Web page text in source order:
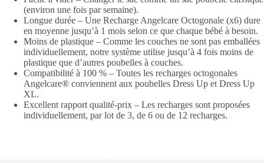
(environ une fois par semaine).
Longue durée – Une Recharge Angelcare Octogonale (x6) dure
en moyenne jusqu’à 1 mois selon ce que chaque bébé à besoin.
Moins de plastique – Comme les couches ne sont pas emballées
individuellement, notre système utilise jusqu’à 4 fois moins de
plastique que d’autres poubelles à couches.
Compatibilité à 100 % – Toutes les recharges octogonales
Angelcare® conviennent aux poubelles Dress Up et Dress Up
XL.
Excellent rapport qualité-prix – Les recharges sont proposées
individuellement, par lot de 3, de 6 ou de 12 recharges.